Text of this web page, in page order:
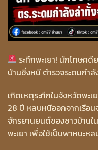
ระทึกพะเยา! นักโทษค
บ้านซิ่งหนี ตำรวจระดมกำ
เกิดเหตุระทึกในจังหวัดพะ
28 ปี หลบหนีออกจากเรือน
จักรยานยนต์ของชาวบ้าน
พะเยา เพื่อใช้เป็นพาหนะห